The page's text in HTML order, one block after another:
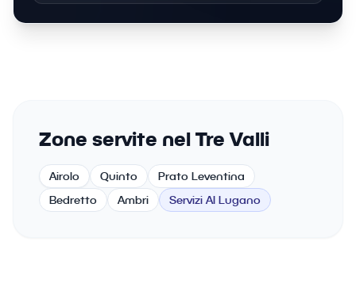
Zone servite nel Tre Valli
Airolo Quinto
Prato Leventina
Bedretto
Ambri Servizi AI Lugano